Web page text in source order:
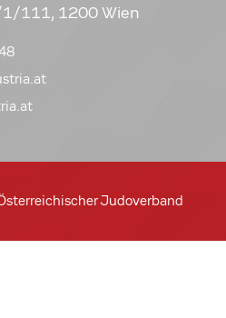
111, 1200 Wien
Judoverband